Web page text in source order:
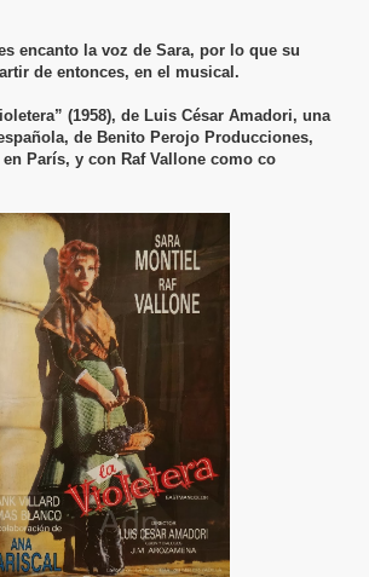
encanto la voz de Sara, por lo que su
de entonces, en el musical.
(1958), de Luis César Amadori, una
de Benito Perojo Producciones,
París, y con Raf Vallone como co